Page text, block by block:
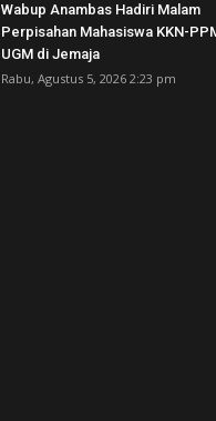
Wabup Anambas Hadiri Malam
Perpisahan Mahasiswa KKN-
UGM di Jemaja ‎
Rabu, Agustus 5, 2026 2:23 pm